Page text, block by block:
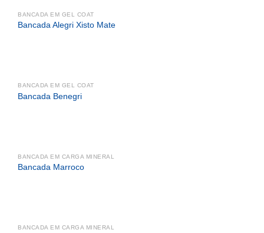
BANCADA EM GEL COAT
Bancada Alegri Xisto Mate
BANCADA EM GEL COAT
Bancada Benegri
BANCADA EM CARGA MINERAL
Bancada Marroco
BANCADA EM CARGA MINERAL